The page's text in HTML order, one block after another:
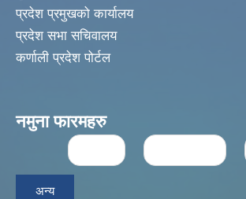
प्रदेश प्रमुखको कार्यालय
प्रदेश सभा सचिवालय
कर्णाली प्रदेश पोर्टल
नमुना फारमहरु
Pages
अन्य